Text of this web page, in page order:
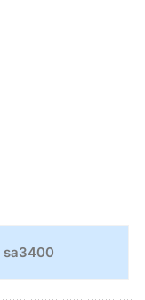
sa3400